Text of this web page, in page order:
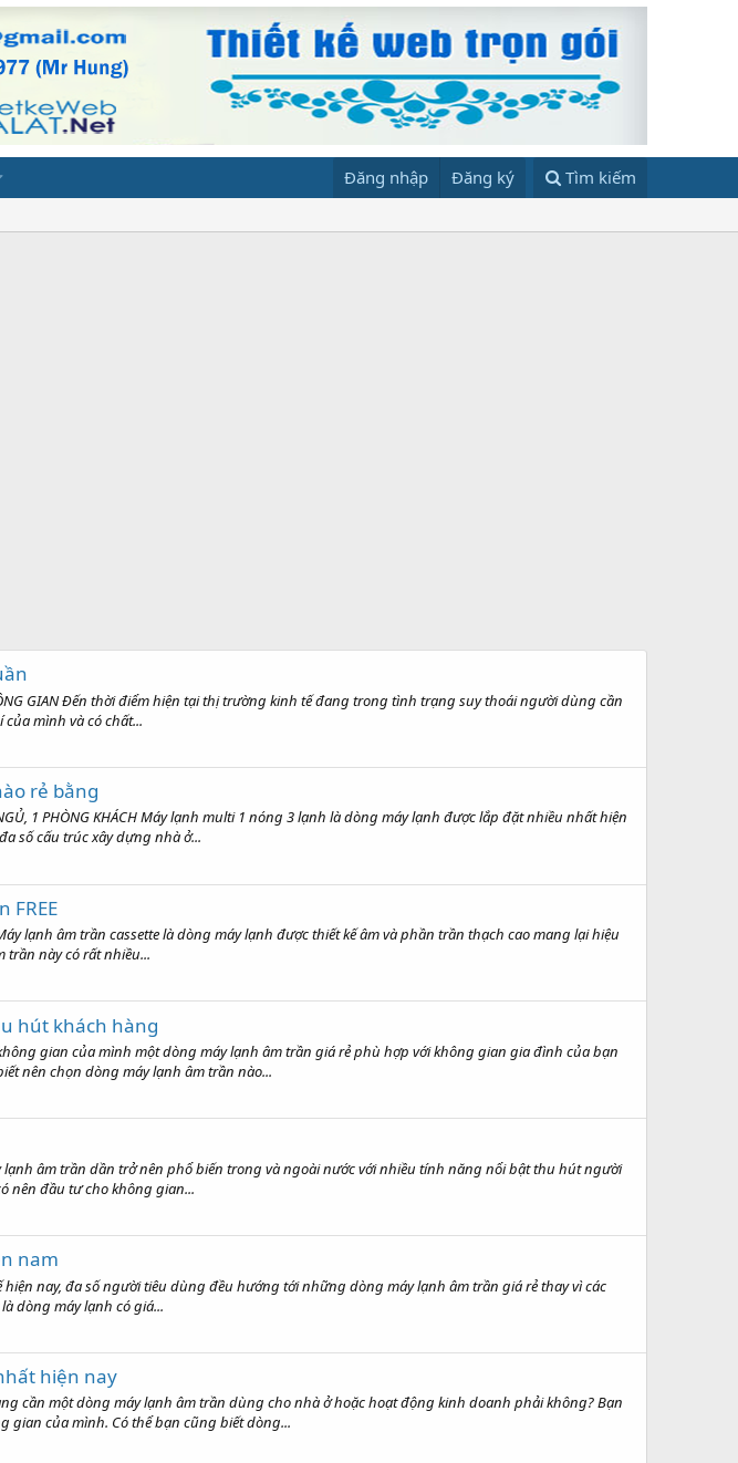
Đăng nhập Đăng ký Tìm kiếm
GIAN Đến thời điểm hiện tại thị trường kinh tế đang trong tình trạng suy thoái người dùng cần
mình và có chất...
rẻ bằng
NGỦ, 1 PHÒNG KHÁCH Máy lạnh multi 1 nóng 3 lạnh là dòng máy lạnh được lắp đặt nhiều nhất hiện
số cấu trúc xây dựng nhà ở...
FREE
Máy lạnh âm trần cassette là dòng máy lạnh được thiết kế âm và phần trần thạch cao mang lại hiệu
trần này có rất nhiều...
hút khách hàng
không gian của mình một dòng máy lạnh âm trần giá rẻ phù hợp với không gian gia đình của bạn
nên chọn dòng máy lạnh âm trần nào...
Máy lạnh âm trần dần trở nên phổ biến trong và ngoài nước với nhiều tính năng nổi bật thu hút người
nên đầu tư cho không gian...
nam
tế hiện nay, đa số người tiêu dùng đều hướng tới những dòng máy lạnh âm trần giá rẻ thay vì các
dòng máy lạnh có giá...
hiện nay
đang cần một dòng máy lạnh âm trần dùng cho nhà ở hoặc hoạt động kinh doanh phải không? Bạn
gian của mình. Có thể bạn cũng biết dòng...